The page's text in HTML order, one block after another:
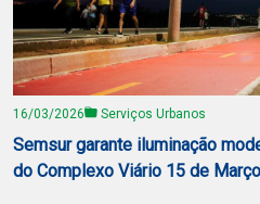
16/03/2026 Serviços Urbanos
Semsur garante iluminação
do Complexo Viário 15 de Março